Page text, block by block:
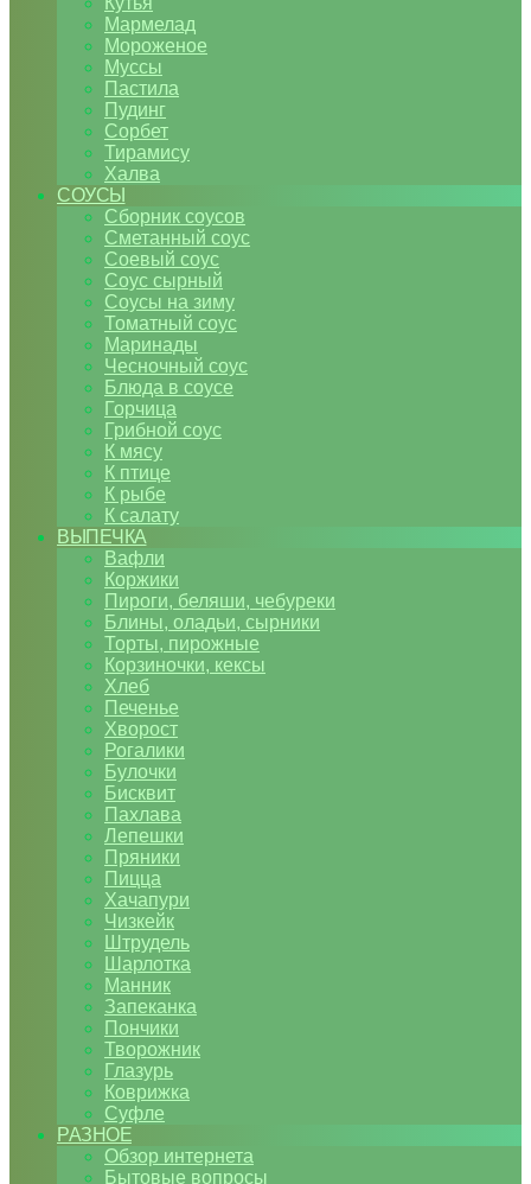
Мармелад
Мороженое
Муссы
Пастила
Пудинг
Сорбет
Тирамису
Халва
СОУСЫ
Сборник соусов
Сметанный соус
Соевый соус
Соус сырный
Соусы на зиму
Томатный соус
Маринады
Чесночный соус
Блюда в соусе
Горчица
Грибной соус
К мясу
К птице
К рыбе
К салату
ВЫПЕЧКА
Вафли
Коржики
Пироги, беляши, чебуреки
Блины, оладьи, сырники
Торты, пирожные
Корзиночки, кексы
Хлеб
Печенье
Хворост
Рогалики
Булочки
Бисквит
Пахлава
Лепешки
Пряники
Пицца
Хачапури
Чизкейк
Штрудель
Шарлотка
Манник
Запеканка
Пончики
Творожник
Глазурь
Коврижка
Суфле
РАЗНОЕ
Обзор интернета
Бытовые вопросы